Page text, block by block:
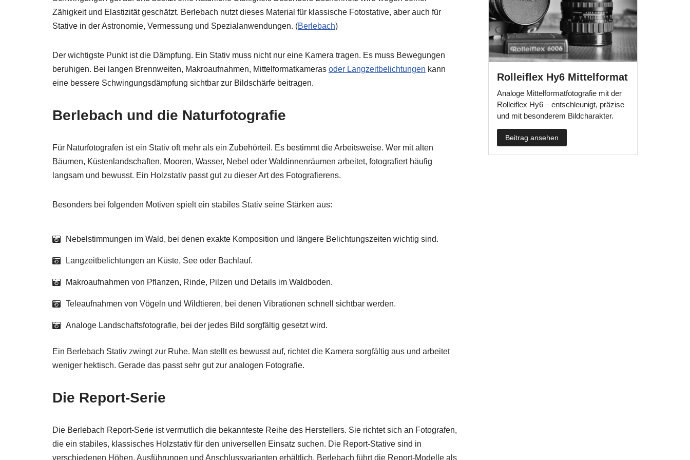
Zähigkeit und Elastizität geschätzt. Berlebach nutzt dieses Material für klassische Fotostative, aber auch für
Stative in der Astronomie, Vermessung und Spezialanwendungen. (Berlebach⁠)
Der wichtigste Punkt ist die Dämpfung. Ein Stativ muss nicht nur eine Kamera tragen. Es muss Bewegungen
beruhigen. Bei langen Brennweiten, Makroaufnahmen, Mittelformatkameras oder Langzeitbelichtungen kann
eine bessere Schwingungsdämpfung sichtbar zur Bildschärfe beitragen.
Berlebach und die Naturfotografie
Für Naturfotografen ist ein Stativ oft mehr als ein Zubehörteil. Es bestimmt die Arbeitsweise. Wer mit alten
Bäumen, Küstenlandschaften, Mooren, Wasser, Nebel oder Waldinnenräumen arbeitet, fotografiert häufig
langsam und bewusst. Ein Holzstativ passt gut zu dieser Art des Fotografierens.
Besonders bei folgenden Motiven spielt ein stabiles Stativ seine Stärken aus:
Nebelstimmungen im Wald, bei denen exakte Komposition und längere Belichtungszeiten wichtig sind.
Langzeitbelichtungen an Küste, See oder Bachlauf.
Makroaufnahmen von Pflanzen, Rinde, Pilzen und Details im Waldboden.
Teleaufnahmen von Vögeln und Wildtieren, bei denen Vibrationen schnell sichtbar werden.
Analoge Landschaftsfotografie, bei der jedes Bild sorgfältig gesetzt wird.
Ein Berlebach Stativ zwingt zur Ruhe. Man stellt es bewusst auf, richtet die Kamera sorgfältig aus und arbeitet
weniger hektisch. Gerade das passt sehr gut zur analogen Fotografie.
Die Report-Serie
Die Berlebach Report-Serie ist vermutlich die bekannteste Reihe des Herstellers. Sie richtet sich an Fotografen,
die ein stabiles, klassisches Holzstativ für den universellen Einsatz suchen. Die Report-Stative sind in
verschiedenen Höhen, Ausführungen und Anschlussvarianten erhältlich. Berlebach führt die Report-Modelle als
Rolleiflex Hy6 Mittelformat
Analoge Mittelformatfotografie mit der
Rolleiflex Hy6 – entschleunigt, präzise
und mit besonderem Bildcharakter.
Beitrag ansehen